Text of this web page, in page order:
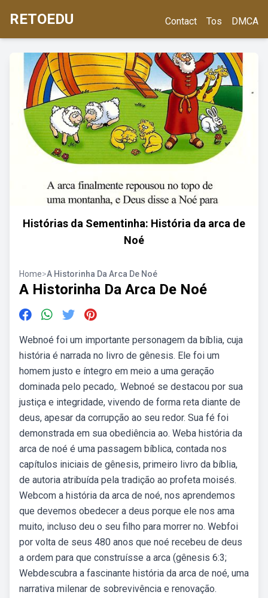
RETOEDU Contact Tos DMCA
Histórias da Sementinha: História da arca de
Noé
Home>A Historinha Da Arca De Noé
A Historinha Da Arca De Noé
Webnoé foi um importante personagem da bíblia, cuja
história é narrada no livro de gênesis. Ele foi um
homem justo e íntegro em meio a uma geração
dominada pelo pecado,. Webnoé se destacou por sua
justiça e integridade, vivendo de forma reta diante de
deus, apesar da corrupção ao seu redor. Sua fé foi
demonstrada em sua obediência ao. Weba história da
arca de noé é uma passagem bíblica, contada nos
capítulos iniciais de gênesis, primeiro livro da bíblia,
de autoria atribuída pela tradição ao profeta moisés.
Webcom a história da arca de noé, nos aprendemos
que devemos obedecer a deus porque ele nos ama
muito, incluso deu o seu filho para morrer no. Webfoi
por volta de seus 480 anos que noé recebeu de deus
a ordem para que construísse a arca (gênesis 6:3;
Webdescubra a fascinante história da arca de noé, uma
narrativa milenar de sobrevivência e renovação.